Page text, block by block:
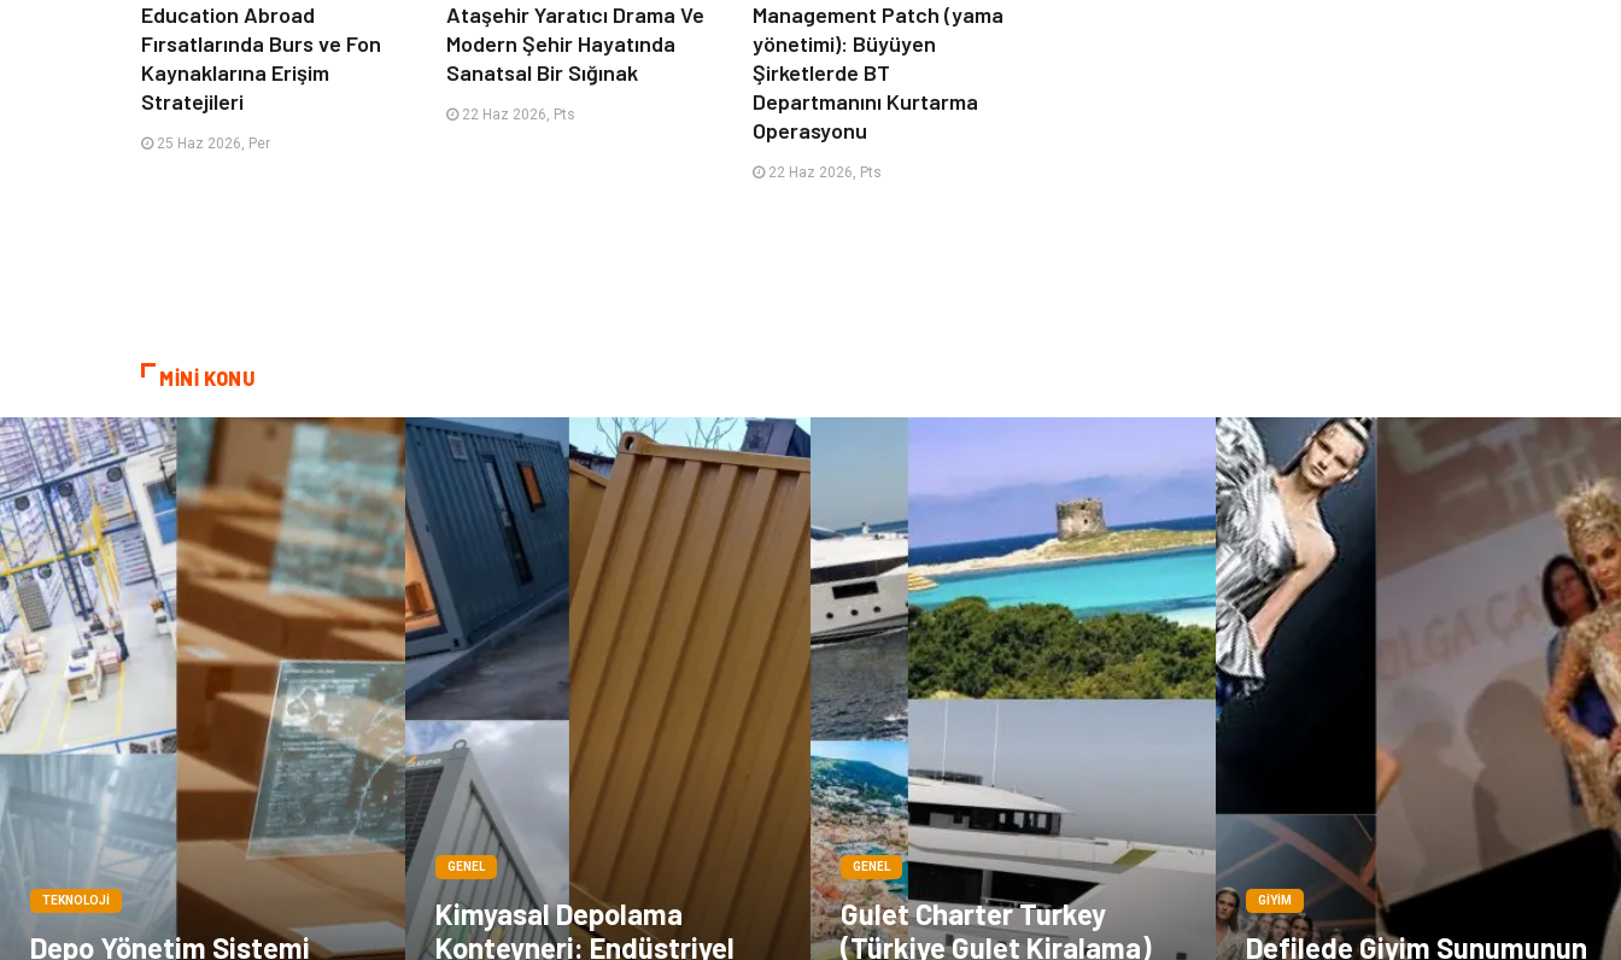
Education Abroad
Fırsatlarında Burs ve Fon
Kaynaklarına Erişim
Stratejileri
25 Haz 2026, Per
Ataşehir Yaratıcı Drama Ve
Modern Şehir Hayatında
Sanatsal Bir Sığınak
22 Haz 2026, Pts
Management Patch (yama
yönetimi): Büyüyen
Şirketlerde BT
Departmanını Kurtarma
Operasyonu
22 Haz 2026, Pts
MİNİ KONU
TEKNOLOJI
Depo Yönetim Sistemi
GENEL
Kimyasal Depolama
Konteyneri: Endüstriyel
GENEL
Gulet Charter Turkey
(Türkiye Gulet Kiralama)
GIYIM
Defilede Giyim Sunumunun